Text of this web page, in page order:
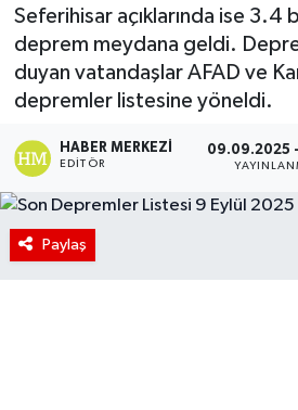
Seferihisar açıklarında ise 3.4
deprem meydana geldi.
duyan vatandaşlar AFAD ve
depremler listesine yöneldi.
HABER MERKEZI
EDITÖR
09.09.2025 -
Paylaş